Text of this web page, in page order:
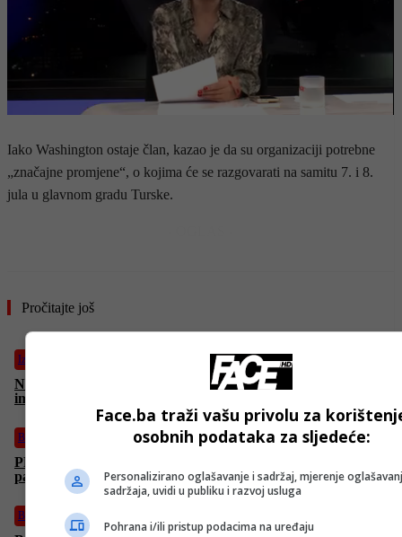
Iako Washington ostaje član, kazao je da su organizaciji potrebne
„značajne promjene“, o kojima će se razgovarati na samitu 7. i 8.
jula u glavnom gradu Turske.
Pročitajte još
Izdvojeno
Netanyahu o sukobu s Trumpom: “Kao u svakoj porodici,
imamo neslaganja”
Biznis
PRAGG Policy Forum poslao JASNE PORUKE: “Dijalog i
partnerstva ključ razvoja Bosne i Hercegovine”
Bosanski vjestnik
Face.ba traži vašu privolu za
osobnih podataka za sljedeće:
Personalizirano oglašavanje i sadržaj, mjerenje
sadržaja, uvidi u publiku i razvoj usluga
Pohrana i/ili pristup podacima na uređaju